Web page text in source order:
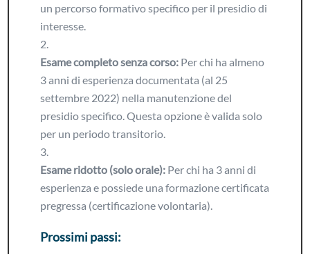
un percorso formativo specifico per il presidio di
interesse.
Esame completo senza corso: Per chi ha almeno
3 anni di esperienza documentata (al 25
settembre 2022) nella manutenzione del
presidio specifico. Questa opzione è valida solo
per un periodo transitorio.
Esame ridotto (solo orale): Per chi ha 3 anni di
esperienza e possiede una formazione certificata
pregressa (certificazione volontaria).
Prossimi passi: